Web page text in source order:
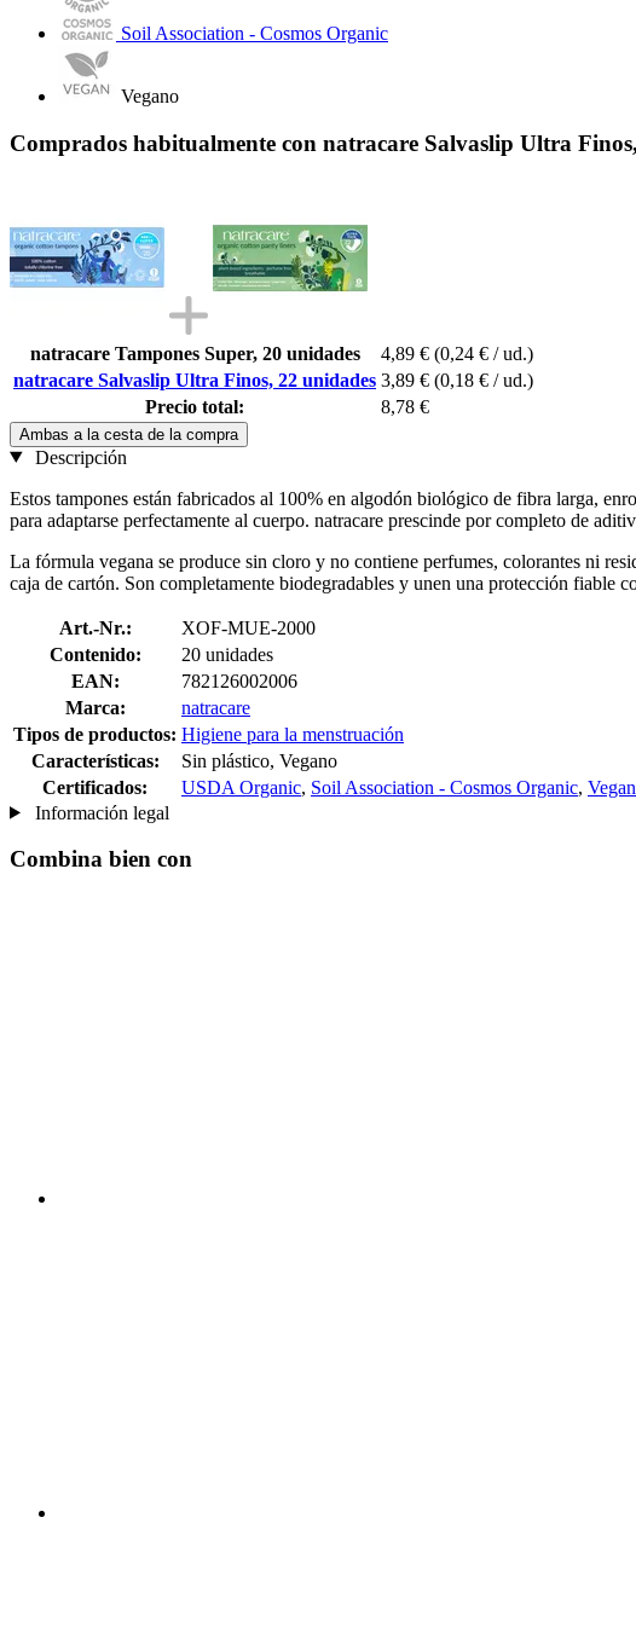
Soil Association - Cosmos Organic
Vegano
Comprados habitualmente con natracare Salvaslip Ultra
natracare Tampones Super, 20 unidades 4,89 € (0,24 € / ud.)
natracare Salvaslip Ultra Finos, 22 unidades 3,89 € (0,18 € / ud.)
Precio total:
8,78 €
Ambas a la cesta de la compra
Descripción
Estos tampones están fabricados al 100% en algodón biológico de fibra larga,
para adaptarse perfectamente al cuerpo. natracare prescinde por completo de
La fórmula vegana se produce sin cloro y no contiene perfumes, colorantes ni
caja de cartón. Son completamente biodegradables y unen una protección fiable
Art.-Nr.:
XOF-MUE-2000
Contenido:
20 unidades
EAN:
782126002006
Marca:
natracare
Tipos de productos: Higiene para la menstruación
Características:
Sin plástico, Vegano
Certificados:
USDA Organic, Soil Association - Cosmos Organic,
Información legal
Combina bien con